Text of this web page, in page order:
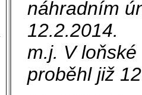
náhradním
12.2.2014.
m.j. V
proběhl již